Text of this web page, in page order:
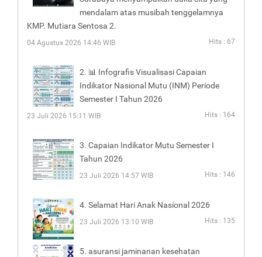
mendalam atas musibah tenggelamnya
KMP. Mutiara Sentosa 2.
04 Agustus 2026 14:46 WIB Hits : 67
2. 📊 Infografis Visualisasi Capaian
Indikator Nasional Mutu (INM) Periode
Semester I Tahun 2026
23 Juli 2026 15:11 WIB Hits : 164
3. Capaian Indikator Mutu Semester I
Tahun 2026
23 Juli 2026 14:57 WIB Hits : 146
4. Selamat Hari Anak Nasional 2026
23 Juli 2026 13:10 WIB Hits : 135
5. asuransi jaminanan kesehatan